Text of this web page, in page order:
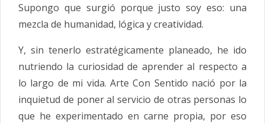
Supongo que surgió porque justo soy eso: una
mezcla de humanidad, lógica y creatividad.
Y, sin tenerlo estratégicamente planeado, he ido
nutriendo la curiosidad de aprender al respecto a
lo largo de mi vida. Arte Con Sentido nació por la
inquietud de poner al servicio de otras personas lo
que he experimentado en carne propia, por eso